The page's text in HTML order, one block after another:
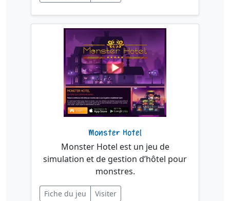
Monster Hotel
Monster Hotel est un jeu de
simulation et de gestion d’hôtel pour
monstres.
Fiche du jeu Visiter